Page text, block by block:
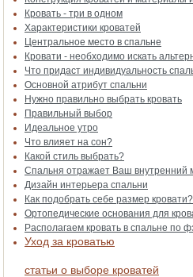
Кровать - три в одном
Характеристики кроватей
Центральное место в спальне
Кровати - необходимо искать
Что придаст индивидуальность
Основной атрибут спальни
Нужно правильно выбрать кровать
Правильный выбор
Идеальное утро
Что влияет на сон?
Какой стиль выбрать?
Спальня отражает Ваш внутренний
Дизайн интерьера спальни
Как подобрать себе размер кровати?
Ортопедические основания для
Располагаем кровать в спальне по
Уход за кроватью
статьи о выборе кроватей